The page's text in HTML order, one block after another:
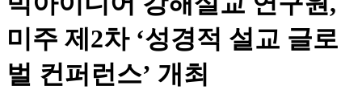
미주 제2차 ‘성경적 설교 글로
벌 컨퍼런스’ 개최